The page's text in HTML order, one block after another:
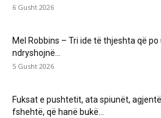
6 Gusht 2026
Mel Robbins – Tri ide të thjeshta që po
ndryshojnë...
5 Gusht 2026
Fuksat e pushtetit, ata spiunët,
fshehtë, që hanë bukë...